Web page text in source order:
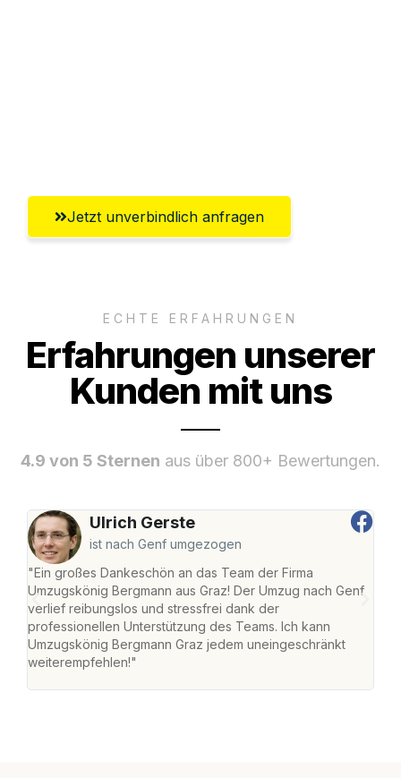
Jetzt unverbindlich anfragen
ECHTE ERFAHRUNGEN
Erfahrungen unserer
Kunden mit uns
4.9 von 5 Sternen aus über 800+ Bewertungen.
Ulrich Gerste
ist nach Genf umgezogen
"Ein großes Dankeschön an das Team der Firma
Umzugskönig Bergmann aus Graz! Der Umzug nach Genf
verlief reibungslos und stressfrei dank der
professionellen Unterstützung des Teams. Ich kann
Umzugskönig Bergmann Graz jedem uneingeschränkt
weiterempfehlen!"